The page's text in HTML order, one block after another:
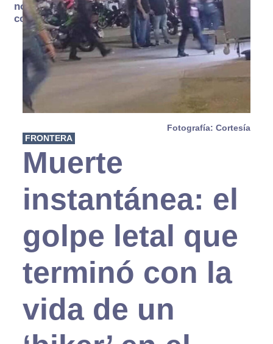
no se
consume
Fotografía: Cortesía
FRONTERA
Muerte
instantánea: el
golpe letal que
terminó con la
vida de un